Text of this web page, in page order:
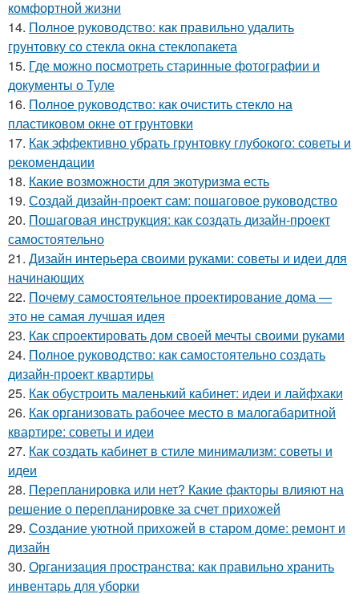
комфортной жизни
14. Полное руководство: как правильно удалить
грунтовку со стекла окна стеклопакета
15. Где можно посмотреть старинные фотографии и
документы о Туле
16. Полное руководство: как очистить стекло на
пластиковом окне от грунтовки
17. Как эффективно убрать грунтовку глубокого: советы и
рекомендации
18. Какие возможности для экотуризма есть
19. Создай дизайн-проект сам: пошаговое руководство
20. Пошаговая инструкция: как создать дизайн-проект
самостоятельно
21. Дизайн интерьера своими руками: советы и идеи для
начинающих
22. Почему самостоятельное проектирование дома —
это не самая лучшая идея
23. Как спроектировать дом своей мечты своими руками
24. Полное руководство: как самостоятельно создать
дизайн-проект квартиры
25. Как обустроить маленький кабинет: идеи и лайфхаки
26. Как организовать рабочее место в малогабаритной
квартире: советы и идеи
27. Как создать кабинет в стиле минимализм: советы и
идеи
28. Перепланировка или нет? Какие факторы влияют на
решение о перепланировке за счет прихожей
29. Создание уютной прихожей в старом доме: ремонт и
дизайн
30. Организация пространства: как правильно хранить
инвентарь для уборки